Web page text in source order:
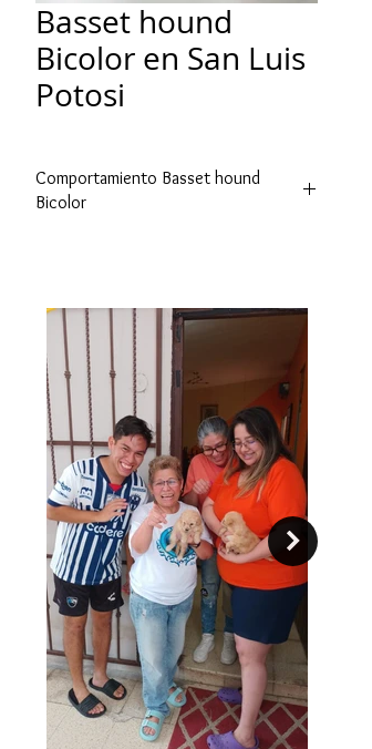
Basset hound
Bicolor en San Luis
Potosi
Comportamiento Basset hound
Bicolor
otros perros y otras mascotas en
general. El Basset está orientado a la
gente y se lleva bien con los niños.
Son inteligentes, no son fáciles de
entrenar ya que son obstinados